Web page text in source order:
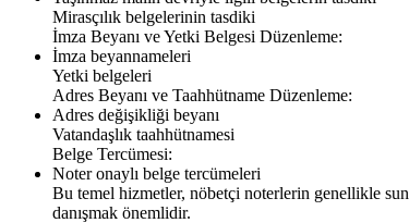
Mirasçılık belgelerinin tasdiki
İmza Beyanı ve Yetki Belgesi Düzenleme:
İmza beyannameleri
Yetki belgeleri
Adres Beyanı ve Taahhütname Düzenleme:
Adres değişikliği beyanı
Vatandaşlık taahhütnamesi
Belge Tercümesi:
Noter onaylı belge tercümeleri
Bu temel hizmetler, nöbetçi noterlerin genellikle
danışmak önemlidir.